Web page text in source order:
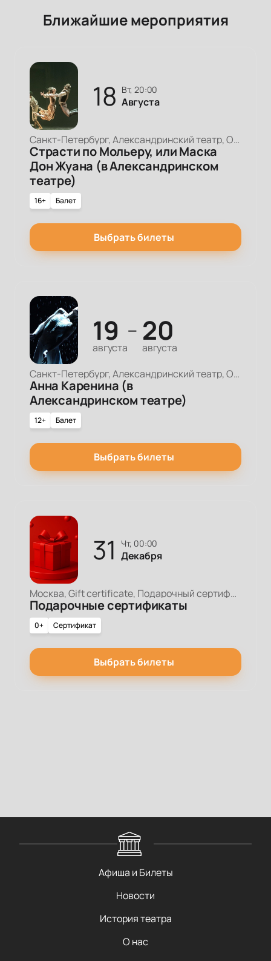
Ближайшие мероприятия
18 вт, 20:00
Августа
Санкт-Петербург, Александринский театр, Основная сцена
Страсти по Мольеру, или Маска
Дон Жуана (в Александринском
театре)
16+ Балет
Выбрать билеты
19
августа
— 20
августа
Санкт-Петербург, Александринский театр, Основная сцена
Анна Каренина (в
Александринском театре)
12+ Балет
Выбрать билеты
31 чт, 00:00
Декабря
Москва, Gift certificate, Подарочный сертификат
Подарочные сертификаты
0+ Сертификат
Выбрать билеты
Афиша и Билеты
Новости
История театра
О нас